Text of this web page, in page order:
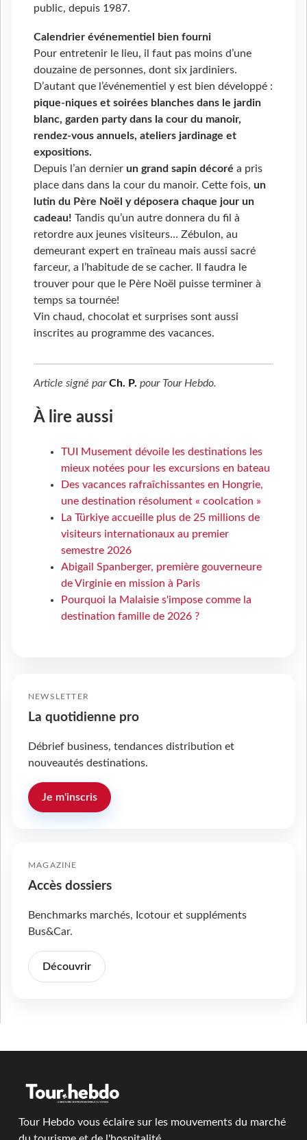
public, depuis 1987.
Calendrier événementiel bien fourni
Pour entretenir le lieu, il faut pas moins d’une
douzaine de personnes, dont six jardiniers.
D’autant que l’événementiel y est bien développé :
pique-niques et soirées blanches dans le jardin
blanc, garden party dans la cour du manoir,
rendez-vous annuels, ateliers jardinage et
expositions.
Depuis l’an dernier un grand sapin décoré a pris
place dans dans la cour du manoir. Cette fois, un
lutin du Père Noël y déposera chaque jour un
cadeau! Tandis qu’un autre donnera du fil à
retordre aux jeunes visiteurs… Zébulon, au
demeurant expert en traîneau mais aussi sacré
farceur, a l’habitude de se cacher. Il faudra le
trouver pour que le Père Noël puisse terminer à
temps sa tournée!
Vin chaud, chocolat et surprises sont aussi
inscrites au programme des vacances.
Article signé parCh. P. pour Tour Hebdo.
À lire aussi
TUI Musement dévoile les destinations les
mieux notées pour les excursions en bateau
Des vacances rafraîchissantes en Hongrie,
une destination résolument « coolcation »
La Türkiye accueille plus de 25 millions de
visiteurs internationaux au premier
semestre 2026
Abigail Spanberger, première gouverneure
de Virginie en mission à Paris
Pourquoi la Malaisie s'impose comme la
destination famille de 2026 ?
NEWSLETTER
La quotidienne pro
Débrief business, tendances distribution et
nouveautés destinations.
Je m'inscris
MAGAZINE
Accès dossiers
Benchmarks marchés, Icotour et suppléments
Bus&Car.
Découvrir
Tour Hebdo vous éclaire sur les mouvements du marché